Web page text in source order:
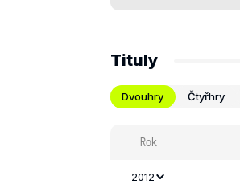
Tituly
Dvouhry Čtyřhry
Rok
2012